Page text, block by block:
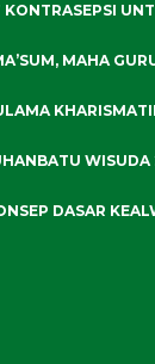
MAHA
DASAR